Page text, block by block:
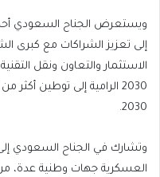
ويستعرض الجناح السعودي
إلى تعزيز الشراكات مع كبرى
الاستثمار والتعاون ونقل
2030.
وتشارك في الجناح السعودي
العسكرية جهات وطنية عدة، من